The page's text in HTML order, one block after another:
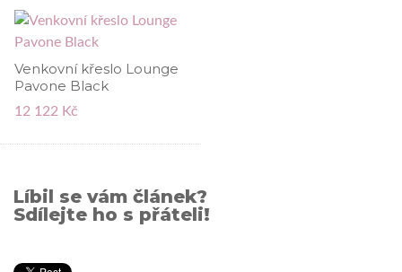
Venkovní křeslo Lounge
Pavone Black
12 122 Kč
Líbil se vám článek?
Sdílejte ho s přáteli!